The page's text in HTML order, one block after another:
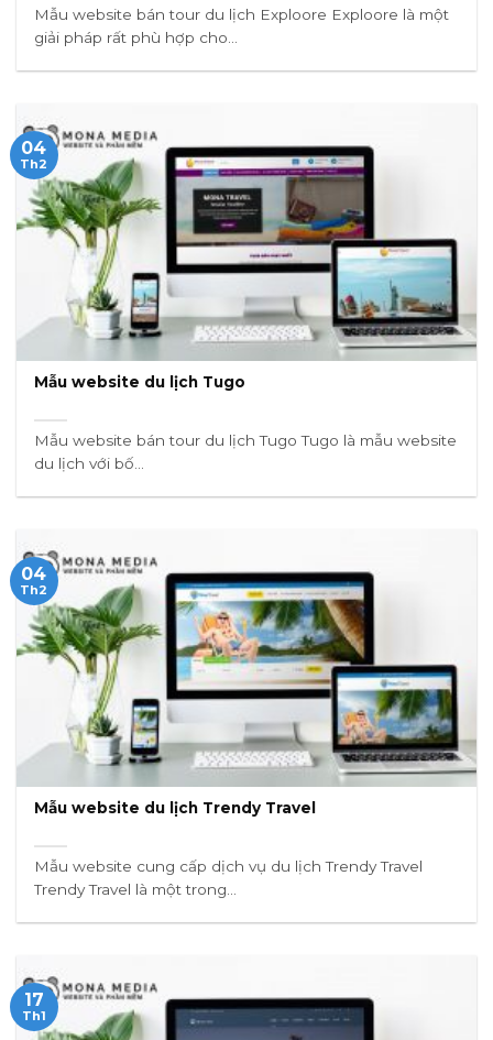
Mẫu website bán tour du lịch Exploore Exploore là một
giải pháp rất phù hợp cho...
Mẫu website du lịch Tugo
Mẫu website bán tour du lịch Tugo Tugo là mẫu website
du lịch với bố...
04
Th2
Mẫu website du lịch Trendy Travel
Mẫu website cung cấp dịch vụ du lịch Trendy Travel
Trendy Travel là một trong...
04
Th2
17
Th1